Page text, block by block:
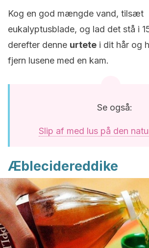
Kog en god mængde vand, tilsæt
eukalyptusblade, og lad det stå i
derefter denne urtete i dit hår og
fjern lusene med en kam.
Se også:
Slip af med lus på den
Æblecidereddike